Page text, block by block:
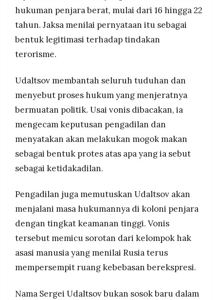
hukuman penjara berat, mulai dari 16 hingga 22
tahun. Jaksa menilai pernyataan itu sebagai
bentuk legitimasi terhadap tindakan
terorisme.
Udaltsov membantah seluruh tuduhan dan
menyebut proses hukum yang menjeratnya
bermuatan politik. Usai vonis dibacakan, ia
mengecam keputusan pengadilan dan
menyatakan akan melakukan mogok makan
sebagai bentuk protes atas apa yang ia sebut
sebagai ketidakadilan.
Pengadilan juga memutuskan Udaltsov akan
menjalani masa hukumannya di koloni penjara
dengan tingkat keamanan tinggi. Vonis
tersebut memicu sorotan dari kelompok hak
asasi manusia yang menilai Rusia terus
mempersempit ruang kebebasan berekspresi.
Nama Sergei Udaltsov bukan sosok baru dalam